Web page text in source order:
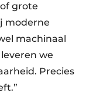
grote
moderne
machinaal
we
Precies